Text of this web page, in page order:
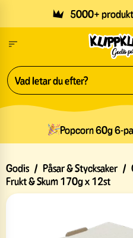
5000+
Popcorn 60g 6-
Godis / Påsar & Stycksaker /
Frukt & Skum 170g x 12st